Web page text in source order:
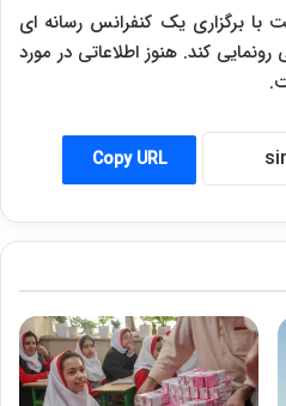
با برگزاری یک کنفرانس رسانه ای
گوشی رونمایی کند. هنوز اطلاعاتی در مورد
Copy URL